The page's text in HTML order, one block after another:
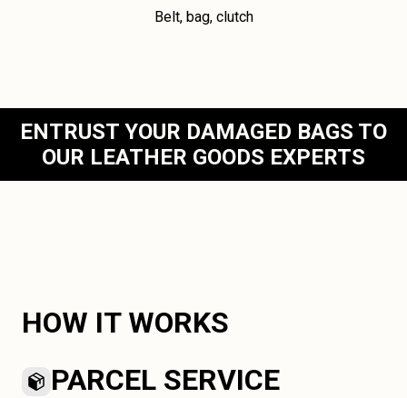
Belt, bag, clutch
ENTRUST YOUR DAMAGED BAGS TO
OUR LEATHER GOODS EXPERTS
HOW IT WORKS
PARCEL SERVICE